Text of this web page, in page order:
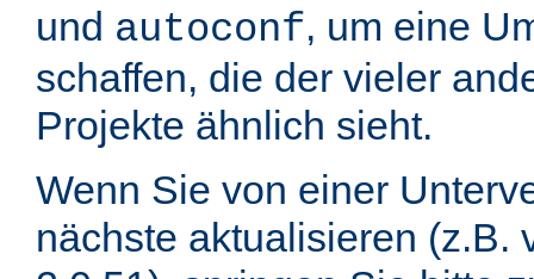
und autoconf, um eine
schaffen, die der vieler
Projekte ähnlich sieht.
Wenn Sie von einer
nächste aktualisieren (z.B.